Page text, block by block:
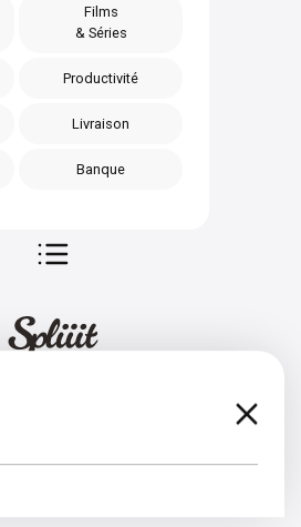
Films
& Séries
Productivité
Livraison
Banque